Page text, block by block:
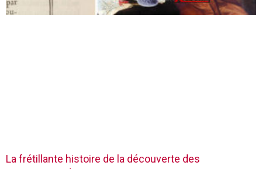
La frétillante histoire de la découverte des